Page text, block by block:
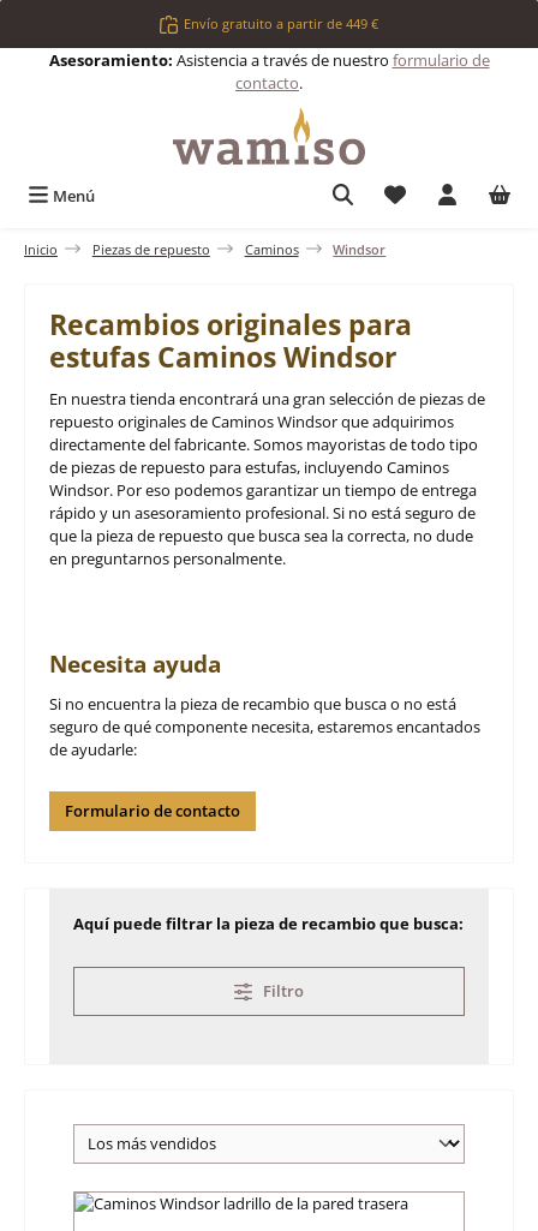
Saltar al contenido principalEnvío gratuito a partir de 449 €
Asesoramiento: Asistencia a través de nuestro formulario de
contacto.
Menú Tienes 0
Inicio Piezas de repuesto Caminos Windsor
Recambios originales para
estufas Caminos Windsor
En nuestra tienda encontrará una gran selección de piezas de
repuesto originales de Caminos Windsor que adquirimos
directamente del fabricante. Somos mayoristas de todo tipo
de piezas de repuesto para estufas, incluyendo Caminos
Windsor. Por eso podemos garantizar un tiempo de entrega
rápido y un asesoramiento profesional. Si no está seguro de
que la pieza de repuesto que busca sea la correcta, no dude
en preguntarnos personalmente.
Necesita ayuda
Si no encuentra la pieza de recambio que busca o no está
seguro de qué componente necesita, estaremos encantados
de ayudarle:
Formulario de contacto
Aquí puede filtrar la pieza de recambio que busca:
Filtro